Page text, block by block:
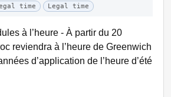
time Legal time
à l’heure - À partir du 20
reviendra à l’heure de Greenwich
d’application de l’heure d’été